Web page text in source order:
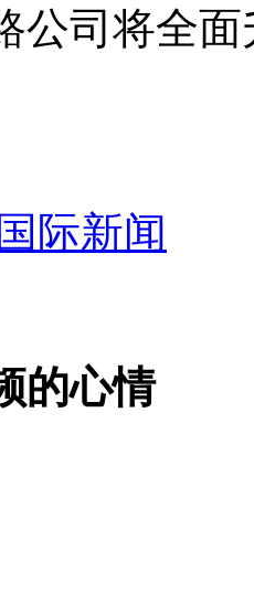
枪射击
偷药
民合力深夜将其击毙
司将全面
国际新闻
的心情